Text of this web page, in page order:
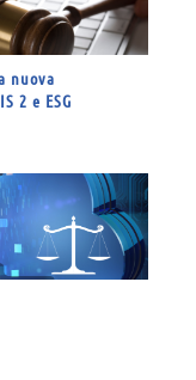
nuova
2 e ESG